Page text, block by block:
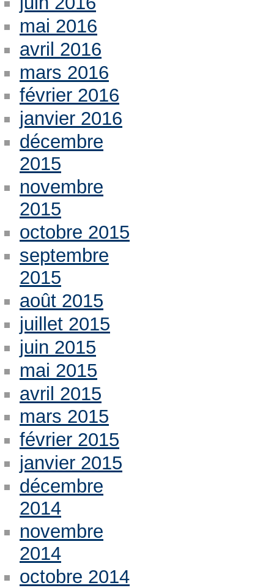
mai 2016
avril 2016
mars 2016
février 2016
janvier 2016
décembre
2015
novembre
2015
octobre 2015
septembre
2015
août 2015
juillet 2015
juin 2015
mai 2015
avril 2015
mars 2015
février 2015
janvier 2015
décembre
2014
novembre
2014
octobre 2014